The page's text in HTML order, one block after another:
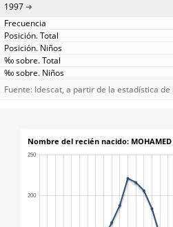
1997
Fuente: Idescat, a partir de la estadística